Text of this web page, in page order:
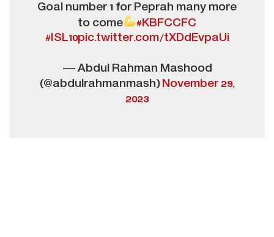
Goal number 1 for Peprah many more
to come
#KBFCCFC
#ISL10pic.twitter.com/tXDdEvpaUi
— Abdul Rahman Mashood
(@abdulrahmanmash)November 29,
2023